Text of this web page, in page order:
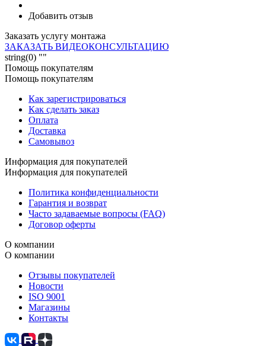
Добавить отзыв
Заказать услугу монтажа
ЗАКАЗАТЬ ВИДЕОКОНСУЛЬТАЦИЮ
string(0) ""
Помощь покупателям
Помощь покупателям
Как зарегистрироваться
Как сделать заказ
Оплата
Доставка
Самовывоз
Информация для покупателей
Информация для покупателей
Политика конфиденциальности
Гарантия и возврат
Часто задаваемые вопросы (FAQ)
Договор оферты
О компании
О компании
Отзывы покупателей
Новости
ISO 9001
Магазины
Контакты